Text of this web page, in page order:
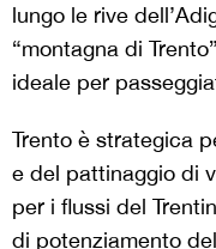
lungo le rive
“montagna di
ideale per
Trento è strategica
e del pattinaggio di
per i flussi del
di potenziamento